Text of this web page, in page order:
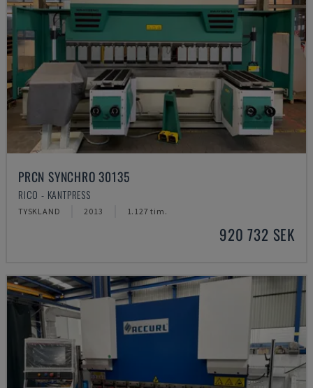
PRCN SYNCHRO 30135
RICO - KANTPRESS
TYSKLAND 2013 1.127 tim.
920 732 SEK